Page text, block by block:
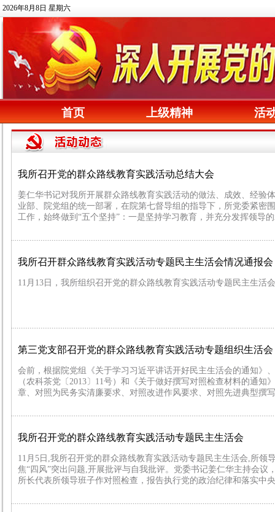
2026年8月8日 星期六
首页 上级精神 活
我所召开党的群众路线教育实践活动总结大会
姜仁华书记对我所开展群众路线教育实践活动的做法、成效、经验
业部、院党组的统一部署，在院第七督导组的指导下，所党委紧密
工作，始终做到“五个坚持”：一是坚持学习教育，并充分发挥领导
我所召开群众路线教育实践活动专题民主生活会情况通报会
​11月13日，我所组织召开党的群众路线教育实践活动专题民主生
第三党支部召开党的群众路线教育实践活动专题组织生活会
会前，根据院党组《关于学习习近平讲话开好民主生活会的通知》
（农科茶党〔2013〕11号）和《关于做好撰写对照检查材料的通
章、对照为民务实清廉要求、对照改进作风要求、对照先进典型撰
我所召开党的群众路线教育实践活动专题民主生活会
11月5日,我所召开党的群众路线教育实践活动专题民主生活会,所
焦“四风”突出问题,开展批评与自我批评。党委书记姜仁华主持会
所长代表所领导班子作对照检查，报告执行党的政治纪律和落实中